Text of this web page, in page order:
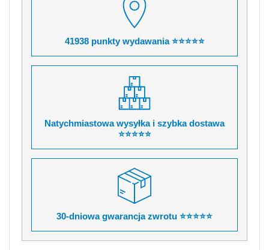
41938 punkty wydawania ⭐⭐⭐⭐⭐
Natychmiastowa wysyłka i szybka dostawa
⭐⭐⭐⭐⭐
30-dniowa gwarancja zwrotu ⭐⭐⭐⭐⭐